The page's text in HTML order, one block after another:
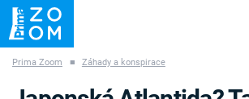
Prima Zoom ■ Záhady a konspirace